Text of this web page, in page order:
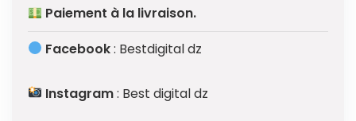
Paiement à la livraison.
Facebook: Bestdigital dz
Instagram: Best digital dz